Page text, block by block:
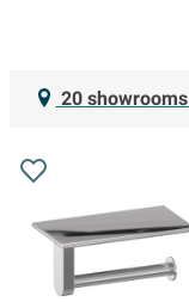
20 showrooms